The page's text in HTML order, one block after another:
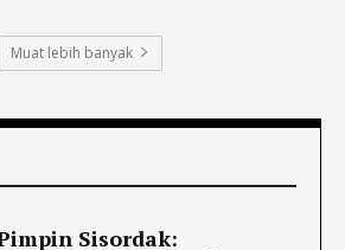
Muat lebih banyak
Sisordak: